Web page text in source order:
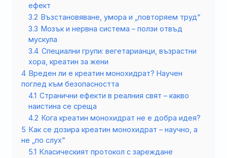
ефект
3.2 Възстановяване, умора и „повторяем труд“
3.3 Мозък и нервна система – ползи отвъд
мускула
3.4 Специални групи: вегетарианци, възрастни
хора, креатин за жени
4 Вреден ли е креатин монохидрат? Научен
поглед към безопасността
4.1 Странични ефекти в реалния свят – какво
наистина се среща
4.2 Кога креатин монохидрат не е добра идея?
5 Как се дозира креатин монохидрат – научно, а
не „по слух“
5.1 Класическият протокол с зареждане